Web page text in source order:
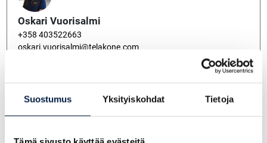
Suostumus Yksityiskohdat Tietoja
Oskari Vuorisalmi
+358 403522663
oskari.vuorisalmi@telakone.com